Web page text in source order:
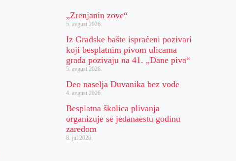
„Zrenjanin zove“
5. avgust 2026.
Iz Gradske bašte ispraćeni pozivari
koji besplatnim pivom ulicama
grada pozivaju na 41. „Dane piva“
5. avgust 2026.
Deo naselja Duvanika bez vode
4. avgust 2026.
Besplatna školica plivanja
organizuje se jedanaestu godinu
zaredom
8. jul 2026.